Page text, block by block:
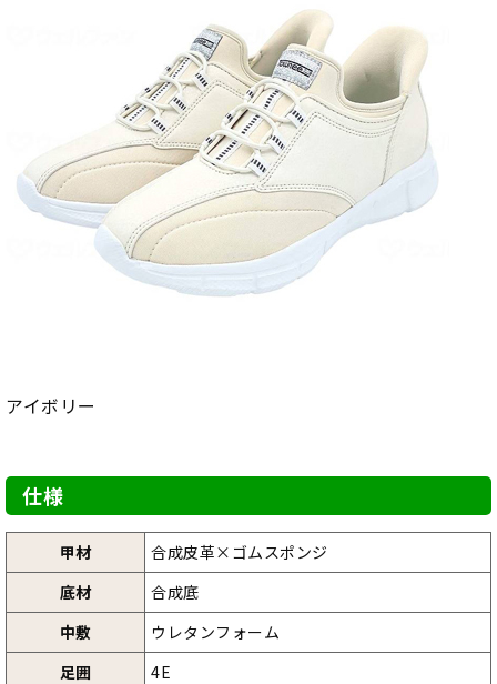
アイボリー
仕様
甲材
合成皮革×ゴムスポンジ
底材
合成底
中敷
ウレタンフォーム
足囲
4E